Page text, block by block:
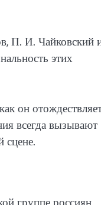
П. И. Чайковский
этих
он
всегда вызывают
сцене.